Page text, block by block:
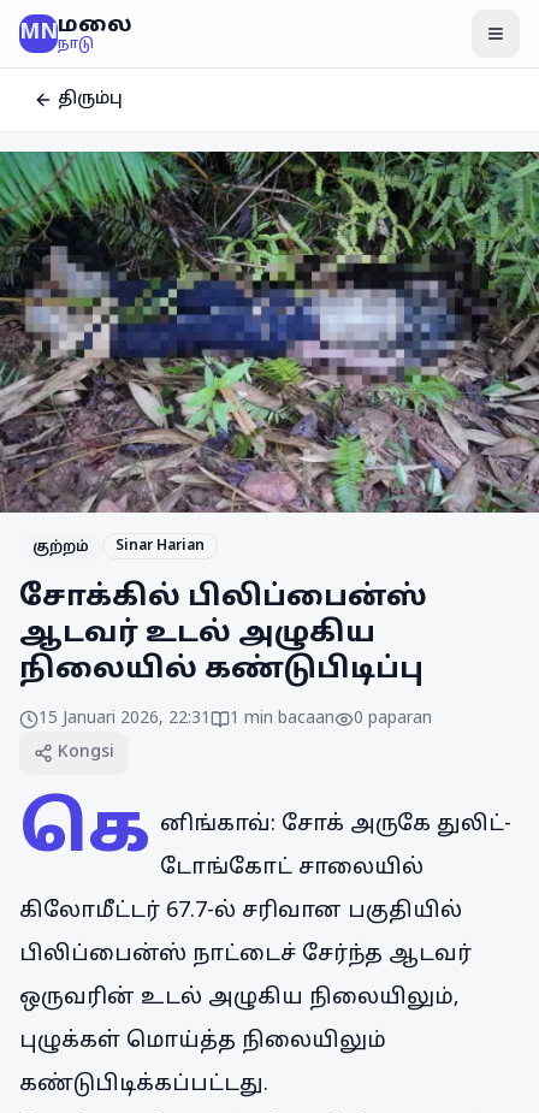
MNமலை
நாடு
திரும்பு
குற்றம் Sinar Harian
சோக்கில் பிலிப்பைன்ஸ்
ஆடவர் உடல் அழுகிய
நிலையில் கண்டுபிடிப்பு
15 Januari 2026, 22:31 1 min bacaan 0 paparan
Kongsi
கெ னிங்காவ்: சோக் அருகே துலிட்-
டோங்கோட் சாலையில்
கிலோமீட்டர் 67.7-ல் சரிவான பகுதியில்
பிலிப்பைன்ஸ் நாட்டைச் சேர்ந்த ஆடவர்
ஒருவரின் உடல் அழுகிய நிலையிலும்,
புழுக்கள் மொய்த்த நிலையிலும்
கண்டுபிடிக்கப்பட்டது.